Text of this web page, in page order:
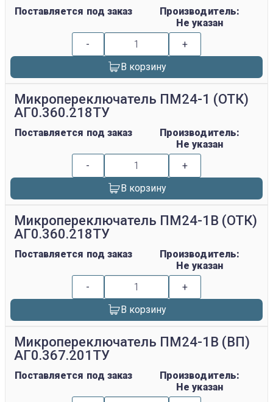
Поставляется под заказ
Производитель:
Не указан
-
+
В корзину
Микропереключатель ПМ24-1 (ОТК)
АГ0.360.218ТУ
Поставляется под заказ
Производитель:
Не указан
-
+
В корзину
Микропереключатель ПМ24-1В (ОТК)
АГ0.360.218ТУ
Поставляется под заказ
Производитель:
Не указан
-
+
В корзину
Микропереключатель ПМ24-1В (ВП)
АГ0.367.201ТУ
Поставляется под заказ
Производитель:
Не указан